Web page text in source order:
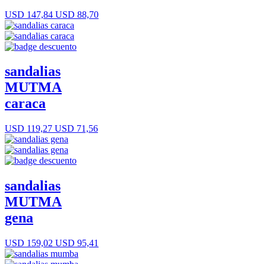
USD 147,84 USD 88,70
sandalias
MUTMA
caraca
USD 119,27 USD 71,56
sandalias
MUTMA
gena
USD 159,02 USD 95,41